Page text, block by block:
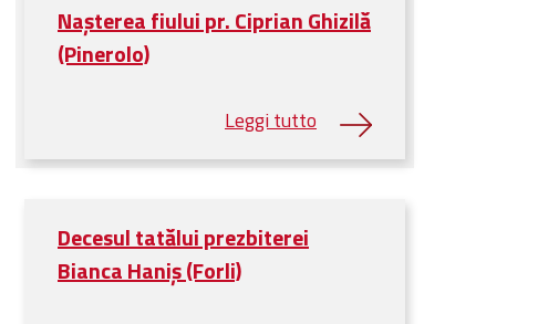
Nașterea fiului pr. Ciprian Ghizilă
(Pinerolo)
Decesul tatălui prezbiterei
Bianca Haniș (Forli)